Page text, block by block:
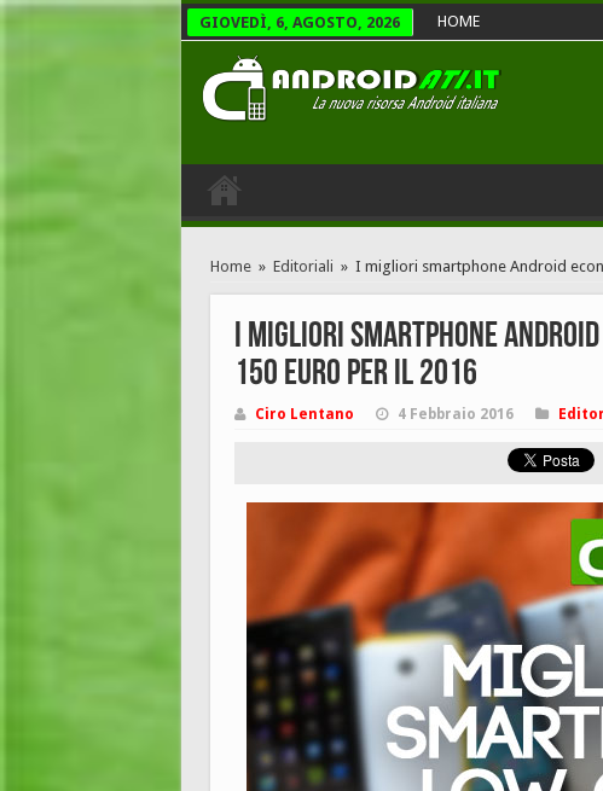
GIOVEDÌ, 6, AGOSTO, 2026 HOME
Home » Editoriali » I migliori smartphone Android
I migliori smartphone
150 euro per il 2016
Ciro Lentano 4 Febbraio 2016